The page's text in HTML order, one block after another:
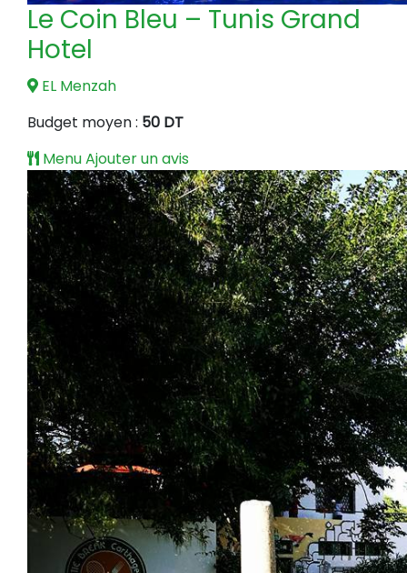
Le Coin Bleu – Tunis Grand
Hotel
EL Menzah
Budget moyen : 50 DT
MenuAjouter un avis